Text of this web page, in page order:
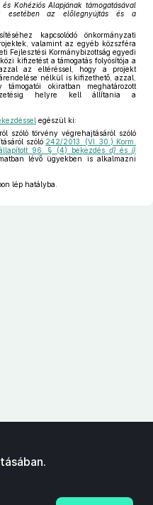
Kohéziós Alapjának támogatásával
esetében az előlegnyújtás és a
kapcsolódó önkormányzati
valamint az egyéb közszféra
Fejlesztési Kormánybizottság egyedi
kifizetést a támogatás folyósítója a
az eltéréssel, hogy a projekt
nélkül is kifizethető, azzal,
okiratban meghatározott
helyre kell állítania a
egészül ki:
szóló törvény végrehajtásáról szóló
szóló 242/2013. (VI. 30.) Korm.
96. § (4) bekezdés d) ésj)
lévő ügyekben is alkalmazni
lép hatályba.